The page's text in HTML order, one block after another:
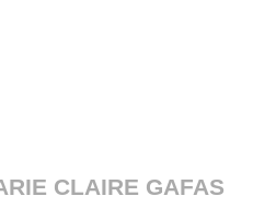
CLAIRE GAFAS